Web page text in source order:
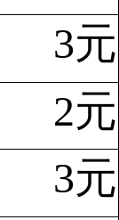
3元
2元
3元